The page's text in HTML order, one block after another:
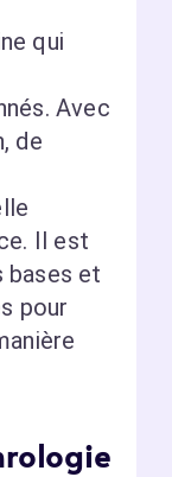
qui
Avec
de
Il est
bases et
pour